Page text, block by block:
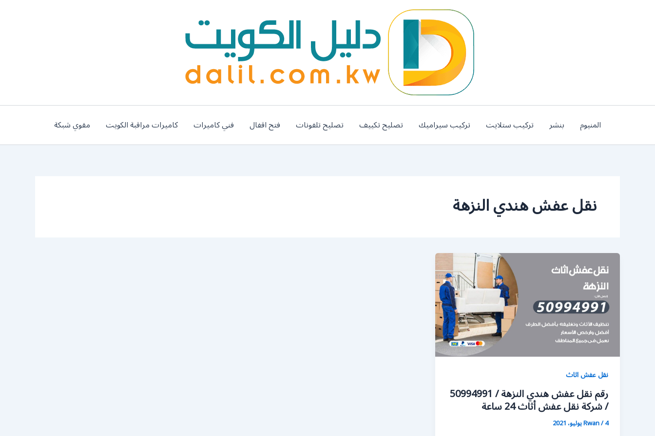
المنيوم بنشر تركيب ستلايت تركيب سيراميك تصليح تكييف تصليح تلفونات فتح اقفال فني كاميرات كاميرات مراقبة الكويت مقوي شبكة
نقل عفش هندي النزهة
نقل عفش اثاث
رقم نقل عفش هندي النزهة / 50994991
/ شركة نقل عفش أثاث 24 ساعة
Rwan/4 يوليو، 2021